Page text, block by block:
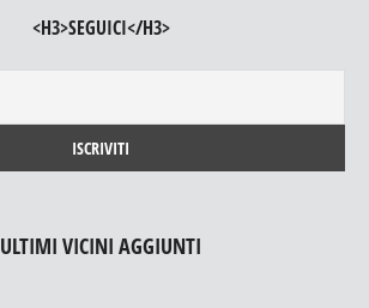
<H3>SEGUICI</H3>
ULTIMI VICINI AGGIUNTI